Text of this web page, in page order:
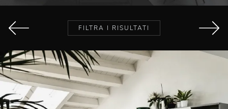
FILTRA I RISULTATI